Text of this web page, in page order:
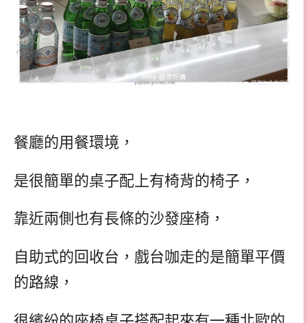
餐廳的用餐環境，
是很簡單的桌子配上有椅背的椅子，
靠近兩側也有長條的沙發座椅，
自助式的回收台，戲台咖走的是簡單平價
的路線，